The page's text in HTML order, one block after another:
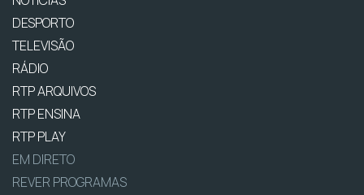
DESPORTO
TELEVISÃO
RÁDIO
RTP ARQUIVOS
RTP ENSINA
RTP PLAY
EM DIRETO
REVER PROGRAMAS